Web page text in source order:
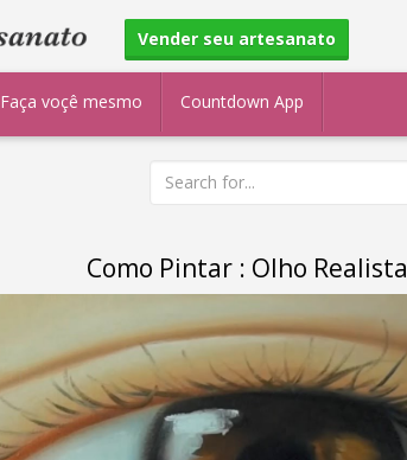
Vender seu artesanato
Faça voçê mesmo Countdown App
Como Pintar : Olho Realista